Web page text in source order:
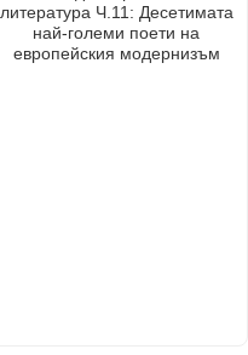
литература Ч.11: Десетимата
най-големи поети на
европейския модернизъм